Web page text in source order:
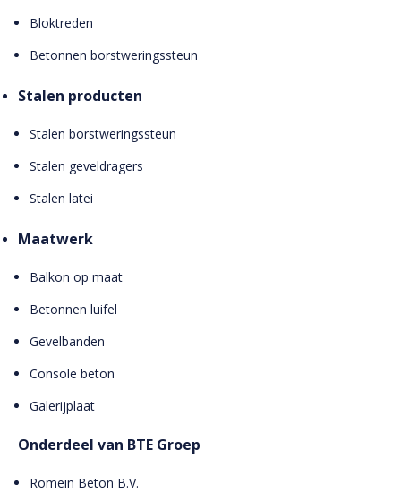
Bloktreden
Betonnen borstweringssteun
Stalen producten
Stalen borstweringssteun
Stalen geveldragers
Stalen latei
Maatwerk
Balkon op maat
Betonnen luifel
Gevelbanden
Console beton
Galerijplaat
Onderdeel van BTE Groep
Romein Beton B.V.